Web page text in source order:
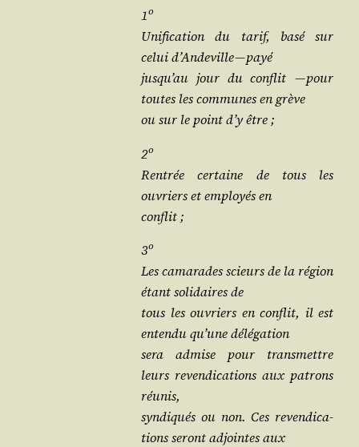
1o
Uni­fi­ca­tion du tarif, basé sur
celui d’An­de­ville — payé
jus­qu’au jour du conflit — pour
toutes les com­munes en grève
ou sur le point d’y être ;
2o
Ren­trée cer­taine de tous les
ouvriers et employés en
conflit ;
3o
Les cama­rades scieurs de la région
étant soli­daires de
tous les ouvriers en conflit, il est
enten­du qu’une délégation
sera admise pour trans­mettre
leurs reven­di­ca­tions aux patrons
réunis,
syn­di­qués ou non. Ces reven­di­ca­
tions seront adjointes aux